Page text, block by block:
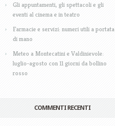
Gli appuntamenti, gli spettacoli e gli
eventi al cinema e in teatro
Farmacie e servizi: numeri utili a portata
di mano
Meteo a Montecatini e Valdinievole:
luglio-agosto con 11 giorni da bollino
rosso
COMMENTI RECENTI